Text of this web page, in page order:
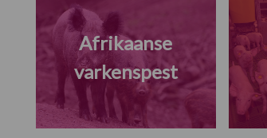
Afrikaanse
varkenspest